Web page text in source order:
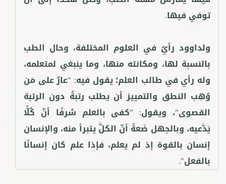
ولداوود رأيٌ في العلوم المختلفة، وحال الطب
بالنسبة لها، ومكانته منها، وما ينبغي لمتعلمه،
وله رأي في طالب العلم؛ يقول فيه: "عارٌ على مَن
وُهِب النطق والتمييز أن يطلب رتبةً دون الرتبة
القصوى"، ويقول: "كفى بالعلم شرفًا أنّ كُلًّا
يَدَّعيه، وبالجهل ضَعةً أنّ الكلَّ يتبرأ منه، والإنسان
إنسان بالقوة إذ لم يعلم، فإذا علم كان إنسانًا
بالفعل".